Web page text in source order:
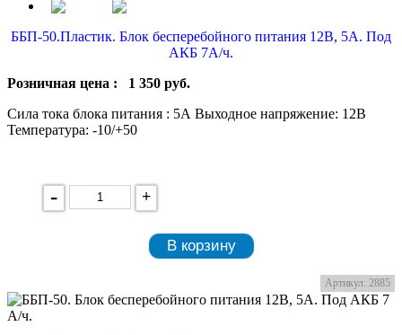
ББП-50.Пластик. Блок бесперебойного питания 12В, 5А. Под
АКБ 7А/ч.
Розничная цена : 1 350 руб.
Сила тока блока питания : 5А Выходное напряжение: 12В
Температура: -10/+50
- +
В корзину
Артикул: 2885